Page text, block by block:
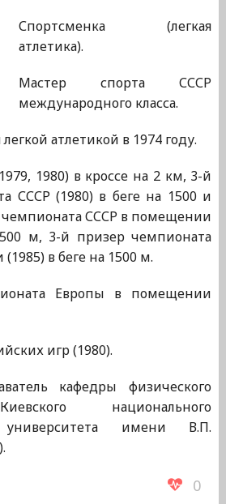
Спортсменка (легкая
атлетика).
Мастер спорта СССР
международного класса.
атлетикой в 1974 году.
1980) в кроссе на 2 км, 3-й
СССР (1980) в беге на 1500 и
чемпионата СССР в помещении
м, 3-й призер чемпионата
в беге на 1500 м.
Европы в помещении
игр (1980).
кафедры физического
национального
университета имени В.П.
0